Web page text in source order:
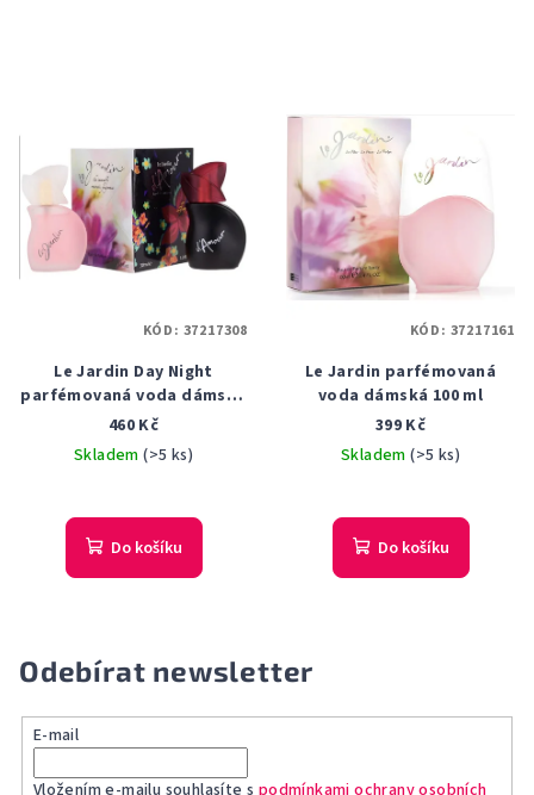
Le Jardin Day Night
parfémovaná voda dámská
2x 30 ml
460 Kč
Skladem(>5 ks)
Do košíku
KÓD: 37217308
Le Jardin parfémovaná
voda dámská 100 ml
399 Kč
Skladem(>5 ks)
Do košíku
KÓD: 37217161
Odebírat newsletter
E-mail
Vložením e-mailu souhlasíte s podmínkami ochrany osobních